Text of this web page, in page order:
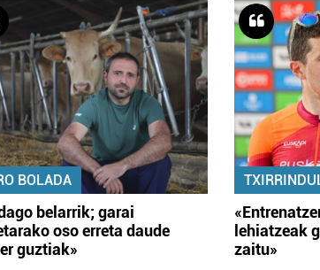
BOLADA
belarrik; garai
oso erreta daude
guztiak»
lehiatzeak
zaitu»